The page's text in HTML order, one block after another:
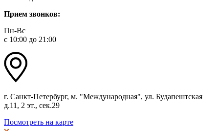
Прием звонков:
Пн-Вс
с 10:00 до 21:00
г. Санкт-Петербург, м. "Международная", ул. Будапештская
д.11, 2 эт., сек.29
Посмотреть на карте